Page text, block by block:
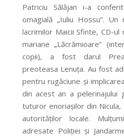
Patriciu Sălăjan i-a
omagială „Iuliu Hossu”.
lacrimilor Maicii Sfinte, CD-
mariane „Lăcrămioare”
copii), a fost darul
preoteasa Lenuța. Au fost
pentru rugăciune și
din acest an a pelerinajului
tuturor enoriașilor din
autorităților locale.
adresate Poliției și